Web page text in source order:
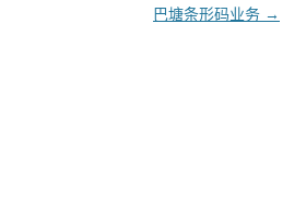
巴塘条形码业务 →